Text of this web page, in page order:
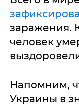
заражения.
человек
Напомним,
Украины в